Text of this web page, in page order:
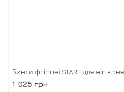
Бинти флісові START для ніг коня
1 025 грн